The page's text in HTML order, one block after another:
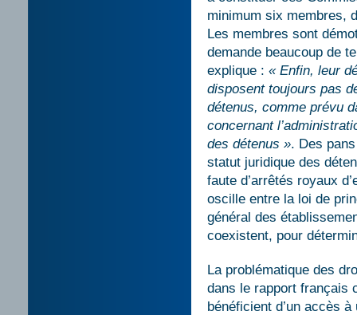
minimum six membres,
Les membres sont
demande beaucoup de
explique : « Enfin, leur
disposent toujours pas
détenus, comme prévu
concernant
des détenus ». Des
statut juridique des
faute d’arrêtés royaux
oscille entre la loi de
général des
coexistent, pour
La problématique des
dans le rapport français
bénéficient d’un accès